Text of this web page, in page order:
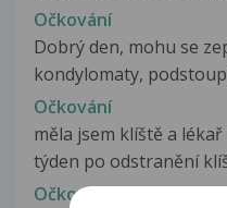
Očkování
Dobrý den, mohu se
kondylomaty,
Očkování
měla jsem klíště a
týden po odstranění
Očkování